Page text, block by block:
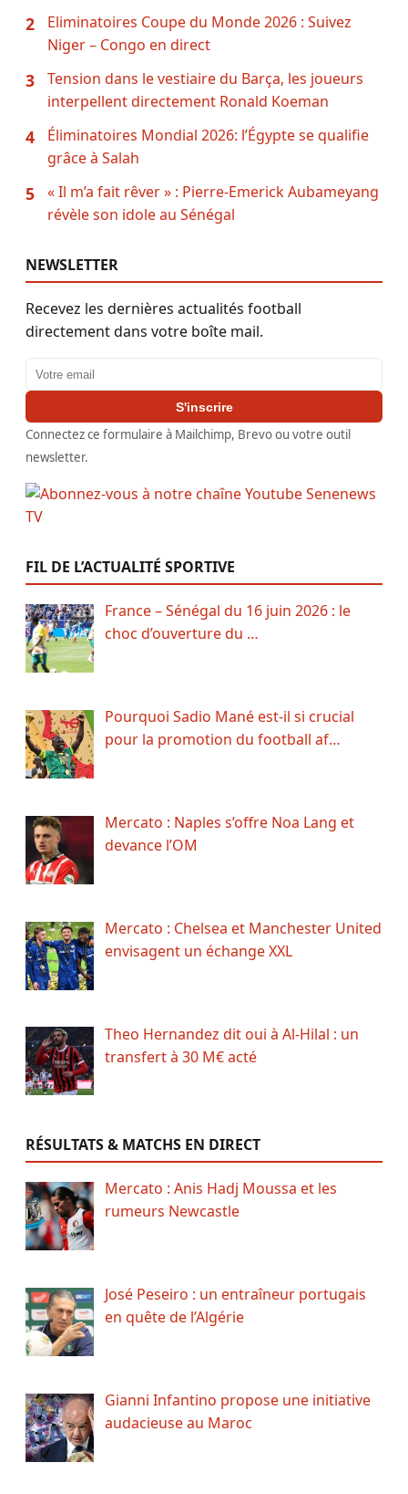
2
Eliminatoires Coupe du Monde 2026 : Suivez
Niger – Congo en direct
3
Tension dans le vestiaire du Barça, les joueurs
interpellent directement Ronald Koeman
4
Éliminatoires Mondial 2026: l’Égypte se qualifie
grâce à Salah
5
« Il m’a fait rêver » : Pierre-Emerick Aubameyang
révèle son idole au Sénégal
NEWSLETTER
Recevez les dernières actualités football
directement dans votre boîte mail.
Adresse email
S'inscrire
Connectez ce formulaire à Mailchimp, Brevo ou votre outil
newsletter.
FIL DE L’ACTUALITÉ SPORTIVE
France – Sénégal du 16 juin 2026 : le
choc d’ouverture du …
Pourquoi Sadio Mané est-il si crucial
pour la promotion du football af…
Mercato : Naples s’offre Noa Lang et
devance l’OM
Mercato : Chelsea et Manchester United
envisagent un échange XXL
Theo Hernandez dit oui à Al-Hilal : un
transfert à 30 M€ acté
RÉSULTATS & MATCHS EN DIRECT
Mercato : Anis Hadj Moussa et les
rumeurs Newcastle
José Peseiro : un entraîneur portugais
en quête de l’Algérie
Gianni Infantino propose une initiative
audacieuse au Maroc